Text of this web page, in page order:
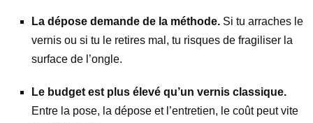
La dépose demande de la méthode. Si tu arraches le
vernis ou si tu le retires mal, tu risques de fragiliser la
surface de l’ongle.
Le budget est plus élevé qu’un vernis classique.
Entre la pose, la dépose et l’entretien, le coût peut vite